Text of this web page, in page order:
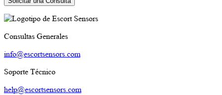
Consultas Generales
info@escortsensors.com
Soporte Técnico
help@escortsensors.com